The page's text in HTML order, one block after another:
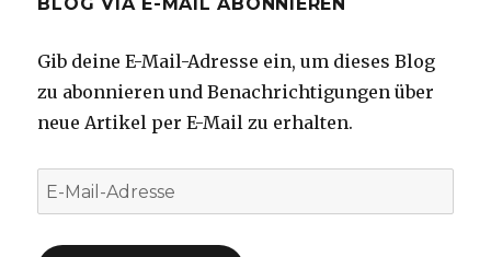
BLOG VIA E-MAIL ABONNIEREN
Gib deine E-Mail-Adresse ein, um dieses Blog
zu abonnieren und Benachrichtigungen über
neue Artikel per E-Mail zu erhalten.
E-
Mail-
Adresse